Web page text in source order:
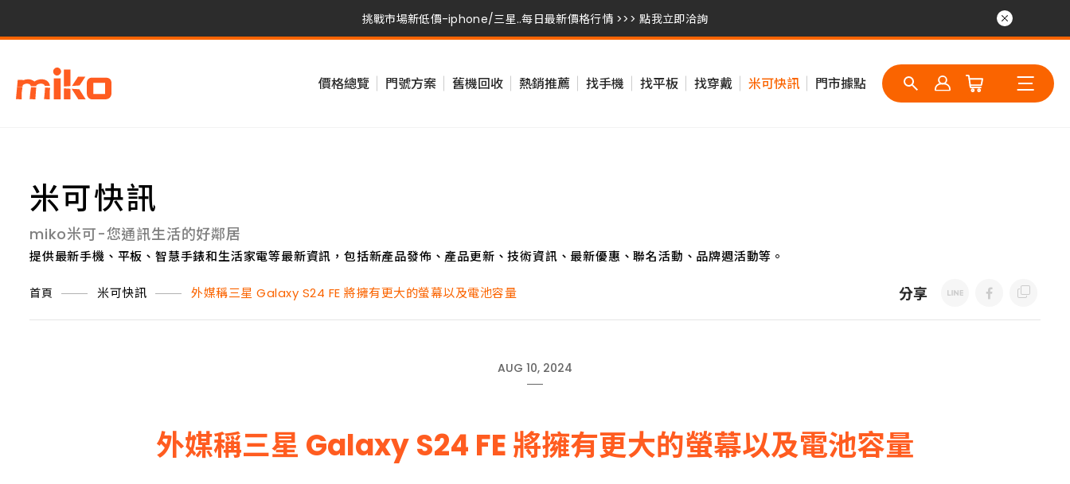
挑戰市場新低價-iphone/三星..每日最新價格行情 >>> 點我立即洽詢
挑戰市場新低價-iphone/三星..每日最新價格行情 >>> 點我立即洽詢
價格總覽 門號方案 舊機回收 熱銷推薦 找手機 找平板 找穿戴 米可快訊 門市據點
米可快訊
miko米可-您通訊生活的好鄰居
提供最新手機、平板、智慧手錶和生活家電等最新資訊，包括新產品發佈、產品更新、技術資訊、最新優惠、聯名活動、品牌週活動等。
首頁 米可快訊 外媒稱三星 Galaxy S24 FE 將擁有更大的螢幕以及電池容量 分享
AUG 10, 2024
外媒稱三星 Galaxy S24 FE 將擁有更大的螢幕以及電池容量